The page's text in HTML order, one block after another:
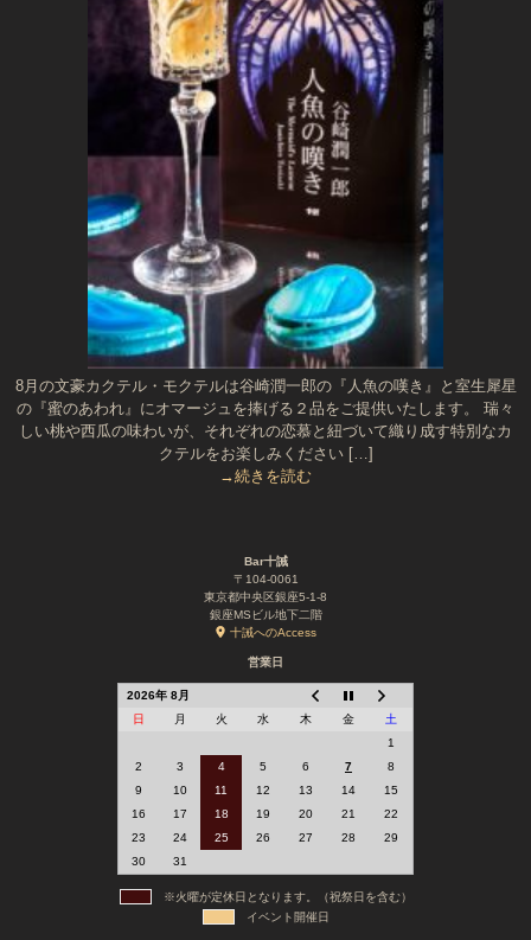
8月の文豪カクテル・モクテルは谷崎潤一郎の『人魚の嘆き』と室生犀星
の『蜜のあわれ』にオマージュを捧げる２品をご提供いたします。 瑞々
しい桃や西瓜の味わいが、それぞれの恋慕と紐づいて織り成す特別なカ
クテルをお楽しみください […]
→続きを読む
Bar十誡
〒104-0061
東京都中央区銀座5-1-8
銀座MSビル地下二階
十誡へのAccess
営業日
2026年 8月
日
月 火 水 木 金
土
1
2
3 4 5 6 7
8
9
10 11 12 13 14
15
16
17 18 19 20 21
22
23
24 25 26 27 28
29
30
31
※火曜が定休日となります。（祝祭日を含む）
イベント開催日